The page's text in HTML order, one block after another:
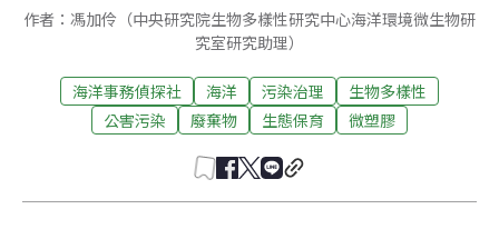
作者：馮加伶（中央研究院生物多樣性研究中心海洋環境微生物研
究室研究助理）
海洋事務偵探社 海洋 污染治理
生物多樣性
公害污染
廢棄物 生態保育 微塑膠